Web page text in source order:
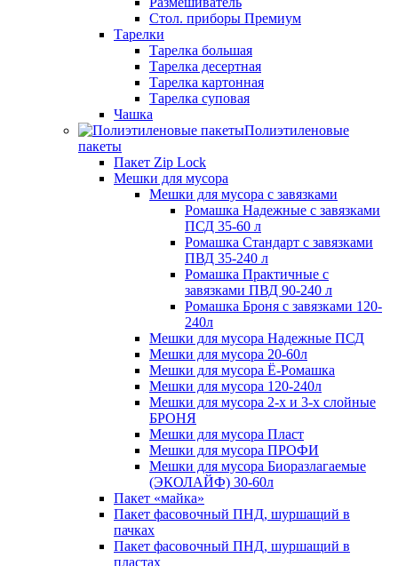
Стол. приборы Премиум
Тарелки
Тарелка большая
Тарелка десертная
Тарелка картонная
Тарелка суповая
Чашка
Полиэтиленовые
пакеты
Пакет Zip Lock
Мешки для мусора
Мешки для мусора с завязками
Ромашка Надежные с завязками
ПСД 35-60 л
Ромашка Стандарт с завязками
ПВД 35-240 л
Ромашка Практичные с
завязками ПВД 90-240 л
Ромашка Броня с завязками 120-
240л
Мешки для мусора Надежные ПСД
Мешки для мусора 20-60л
Мешки для мусора Ё-Ромашка
Мешки для мусора 120-240л
Мешки для мусора 2-х и 3-х слойные
БРОНЯ
Мешки для мусора Пласт
Мешки для мусора ПРОФИ
Мешки для мусора Биоразлагаемые
(ЭКОЛАЙФ) 30-60л
Пакет «майка»
Пакет фасовочный ПНД, шуршащий в
пачках
Пакет фасовочный ПНД, шуршащий в
пластах